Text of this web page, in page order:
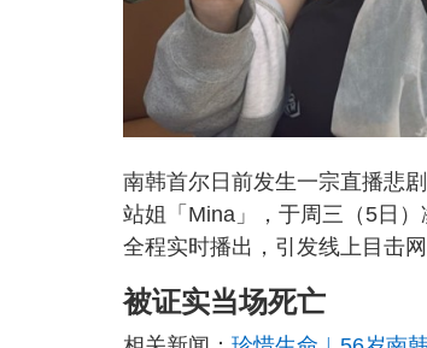
南韩首尔日前发生一宗直播悲
站姐「Mina」，于周三（5日
全程实时播出，引发线上目击网
被证实当场死亡